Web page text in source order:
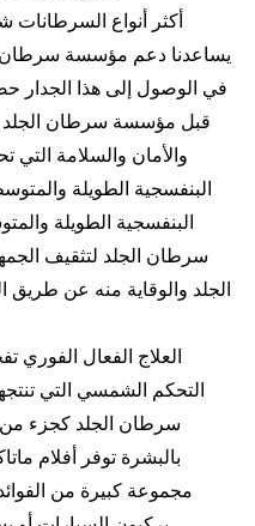
يساعدنا دعم مؤسسة سرطان
في الوصول إلى هذا الجدار
قبل مؤسسة سرطان الجلد
البنفسجية الطويلة
البنفسجية الطويلة
سرطان الجلد لتثقيف
الجلد والوقاية منه عن
التحكم الشمسي التي
سرطان الجلد كجزء من
بالبشرة توفر أفلام
مجموعة كبيرة من